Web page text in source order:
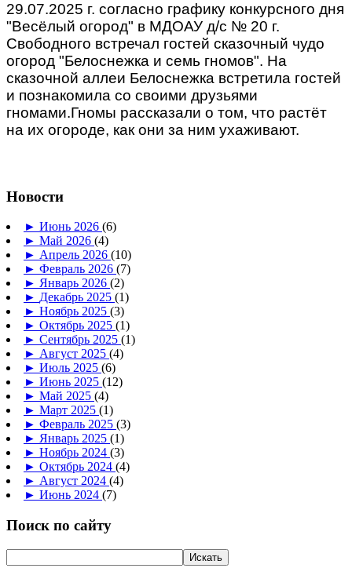
29.07.2025 г. согласно графику конкурсного дня
"Весёлый огород" в МДОАУ д/с № 20 г.
Свободного встречал гостей сказочный чудо
огород "Белоснежка и семь гномов". На
сказочной аллеи Белоснежка встретила гостей
и познакомила со своими друзьями
гномами.Гномы рассказали о том, что растёт
на их огороде, как они за ним ухаживают.
Новости
► Июнь 2026 (6)
► Май 2026 (4)
► Апрель 2026 (10)
► Февраль 2026 (7)
► Январь 2026 (2)
► Декабрь 2025 (1)
► Ноябрь 2025 (3)
► Октябрь 2025 (1)
► Сентябрь 2025 (1)
► Август 2025 (4)
► Июль 2025 (6)
► Июнь 2025 (12)
► Май 2025 (4)
► Март 2025 (1)
► Февраль 2025 (3)
► Январь 2025 (1)
► Ноябрь 2024 (3)
► Октябрь 2024 (4)
► Август 2024 (4)
► Июнь 2024 (7)
Поиск по сайту